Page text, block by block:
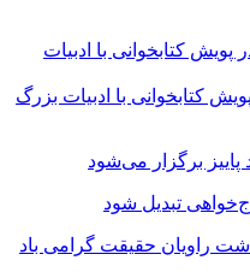
کتابخوانی با ادبیات بزرگ
پاییز برگزار می‌شود
تبدیل شود